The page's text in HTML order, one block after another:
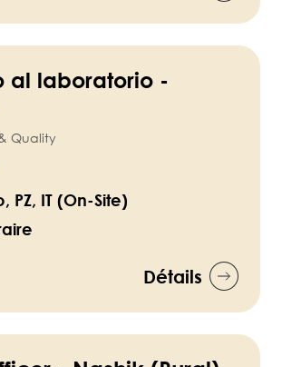
al laboratorio -
Quality
PZ, IT (On-Site)
Détails